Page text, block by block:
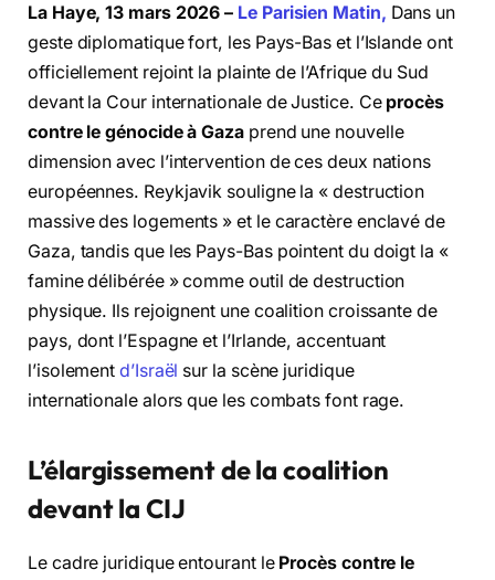
La Haye, 13 mars 2026 – Le Parisien Matin, Dans un
geste diplomatique fort, les Pays-Bas et l’Islande ont
officiellement rejoint la plainte de l’Afrique du Sud
devant la Cour internationale de Justice. Ce procès
contre le génocide à Gaza prend une nouvelle
dimension avec l’intervention de ces deux nations
européennes. Reykjavik souligne la « destruction
massive des logements » et le caractère enclavé de
Gaza, tandis que les Pays-Bas pointent du doigt la «
famine délibérée » comme outil de destruction
physique. Ils rejoignent une coalition croissante de
pays, dont l’Espagne et l’Irlande, accentuant
l’isolementd’Israël sur la scène juridique
internationale alors que les combats font rage.
L’élargissement de la coalition
devant la CIJ
Le cadre juridique entourant le Procès contre le